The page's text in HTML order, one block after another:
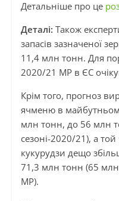
Детальніше про це
Деталі: Також
запасів зазначеної
11,4 млн тонн. Для
2020/21 МР в ЄС
Крім того, прогноз
ячменю в
млн тонн, до 56 млн
сезоні-2020/21), а
кукурудзи дещо
71,3 млн тонн (65
МР).